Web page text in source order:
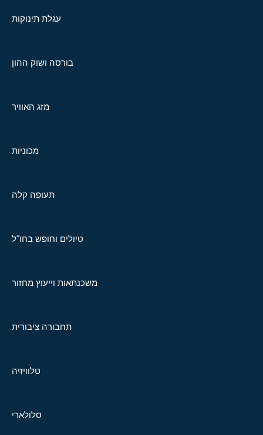
עגלת תינוקות
בורסה ושוק ההון
מזג האוויר
מכוניות
תעופה קלה
טיולים וחופש בחו"ל
משכנתאות וייעוץ מחזור
תחבורה ציבורית
טלוויזיה
סלולארי